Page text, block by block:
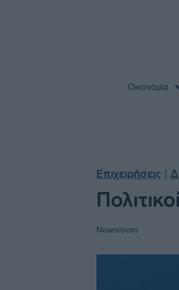
Οικονομία
Επιχειρήσεις
Newsroom